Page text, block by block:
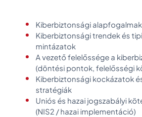
Kiberbiztonsági
Kiberbiztonsági trendek és
mintázatok
A vezető felelőssége a
(döntési pontok, felelősségi
Kiberbiztonsági kockázatok
stratégiák
Uniós és hazai jogszabályi
(NIS2 / hazai implementáció)